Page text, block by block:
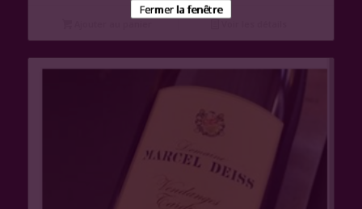
Fermer la fenêtre